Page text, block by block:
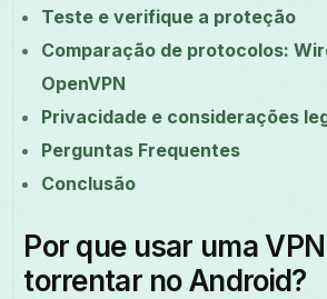
Teste e verifique a proteção
Comparação de protocolos:
OpenVPN
Privacidade e considerações
Perguntas Frequentes
Conclusão
Por que usar uma
torrentar no Android?